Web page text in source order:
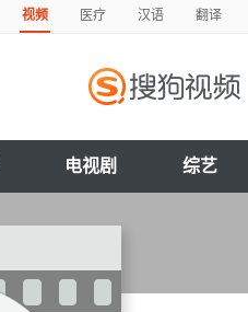
视频 医疗 汉语 翻译
电视剧 综艺